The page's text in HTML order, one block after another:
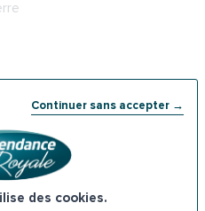
Continuer sans accepter →
des cookies.
Auxerre